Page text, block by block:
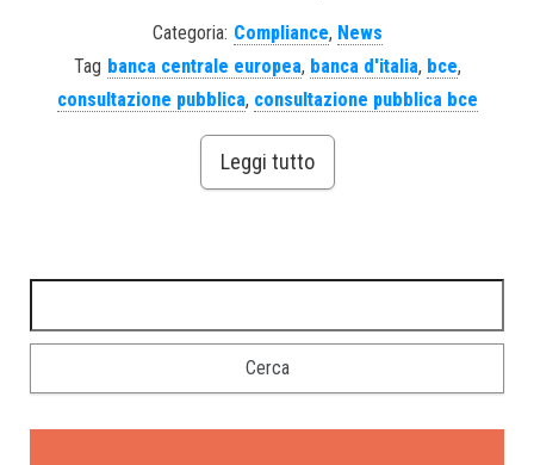
Categoria: Compliance, News
Tag banca centrale europea, banca d'italia, bce,
consultazione pubblica, consultazione pubblica bce
Leggi tutto